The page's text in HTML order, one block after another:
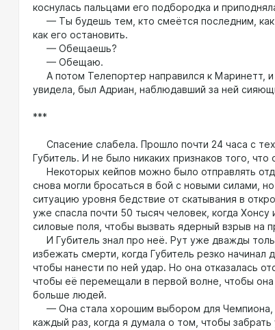
коснулась пальцами его подбородка и
— Ты будешь тем, кто смеётся последним, как
как его остановить.
— Обещаешь?
— Обещаю.
А потом Телепортер направился к Маринетт, и
увидела, был Адриан, наблюдавший за ней
***
Спасение слабела. Прошло почти 24 часа с
Губитель. И не было никаких признаков того, что
Некоторых кейпов можно было отправлять
снова могли бросаться в бой с новыми силами,
ситуацию уровня бедствие от скатывания в
уже спасла почти 50 тысяч человек, когда Хонсу
силовые поля, чтобы вызвать ядерный взрыв на
И Губитель знал про неё. Рут уже дважды
избежать смерти, когда Губитель резко начинал
чтобы нанести по ней удар. Но она отказалась
чтобы её перемещали в первой волне, чтобы она
больше людей.
— Она стала хорошим выбором для Чемпиона,
каждый раз, когда я думала о том, чтобы забрать